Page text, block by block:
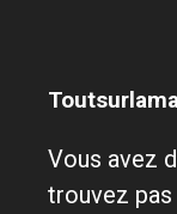
Vous avez
trouvez